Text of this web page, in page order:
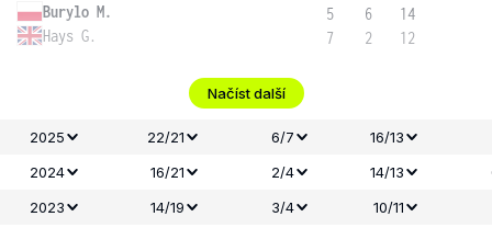
Burylo M.
Hays G.
5
7
6
2
14
12
Načíst další
2025 22/21 6/7
16/13
2024
16/21 2/4 14/13
2023
14/19 3/4
10/11